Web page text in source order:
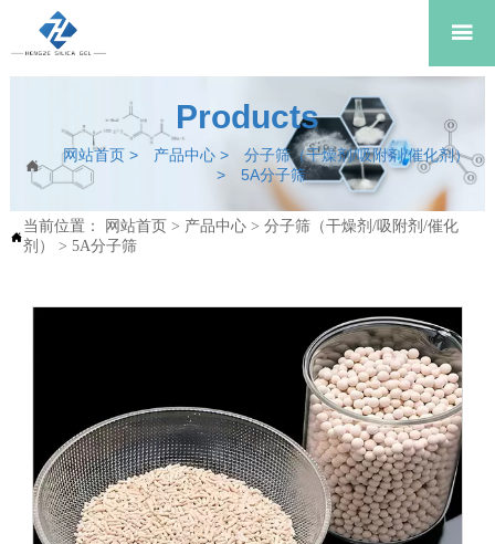

Products

网站首页 > 产品中心 >
分子筛（干燥剂/吸附剂/催化剂）
>
5A分子筛

当前位置： 网站首页 > 产品中心> 分子筛（干燥剂/吸附剂/催化
剂）
> 5A分子筛